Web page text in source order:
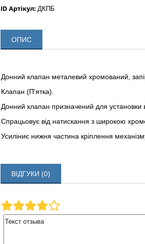
ID Артікул: ДКПБ
ОПИС
Донний клапан металевий хромований,
Клапан (П'ятка).
Донний клапан призначений для установки
Спрацьовує від натискання з широкою
Усиліниє нижня частина кріплення
ВІДГУКИ (0)